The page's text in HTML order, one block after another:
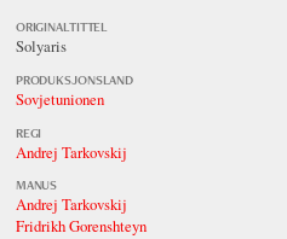
ORIGINALTITTEL
Solyaris
PRODUKSJONSLAND
Sovjetunionen
REGI
Andrej Tarkovskij
MANUS
Andrej Tarkovskij
Fridrikh Gorenshteyn